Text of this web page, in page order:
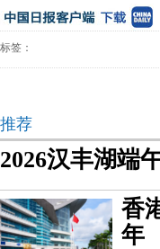
标签：
推荐
2026汉丰湖端
香
年